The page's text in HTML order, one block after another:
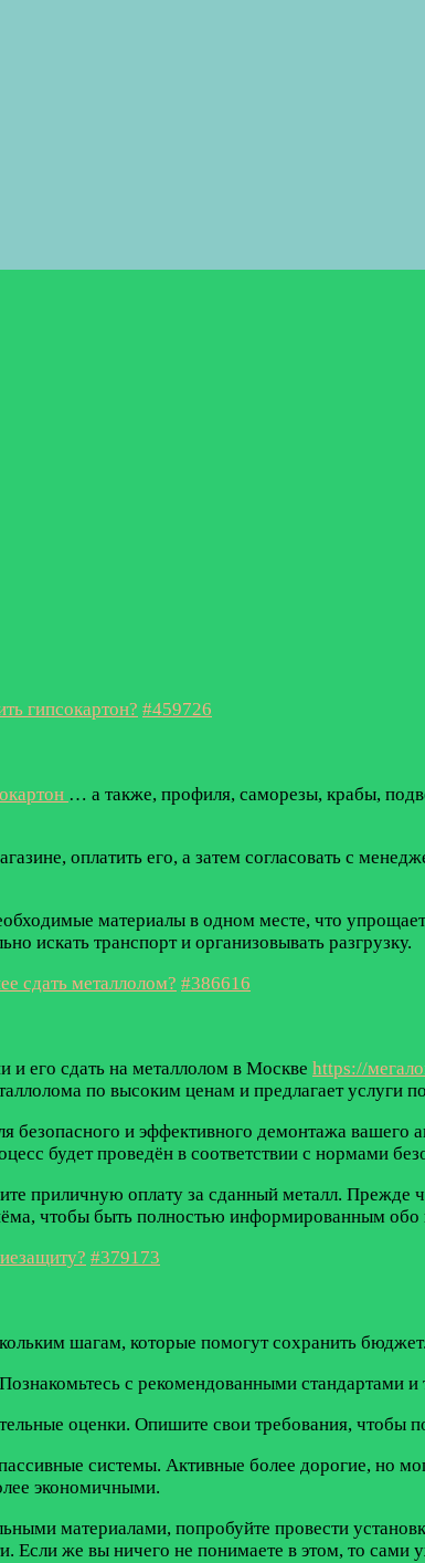
гипсокартон? #459726
… а также, профиля, саморезы, крабы,
оплатить его, а затем согласовать с
материалы в одном месте, что
искать транспорт и организовывать разгрузку.
сдать металлолом? #386616
и его сдать на металлолом в Москве https://
по высоким ценам и предлагает услуги
безопасного и эффективного демонтажа вашего
будет проведён в соответствии с нормами
приличную оплату за сданный металл. Прежде
чтобы быть полностью информированным обо
#379173
шагам, которые помогут сохранить бюджет.
с рекомендованными стандартами и
оценки. Опишите свои требования, чтобы
системы. Активные более дорогие, но
экономичными.
материалами, попробуйте провести
же вы ничего не понимаете в этом, то сами